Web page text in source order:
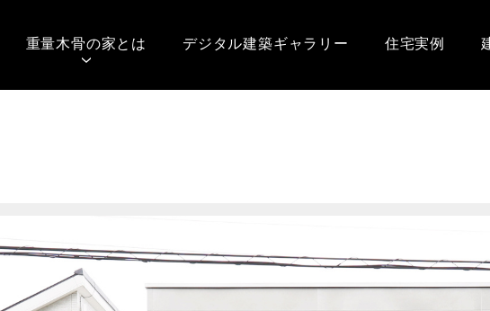
重量木骨の家とは デジタル建築ギャラリー 住宅実例